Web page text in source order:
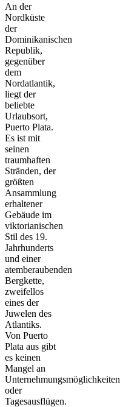
An der
Nordküste
der
Dominikanischen
Republik,
gegenüber
dem
Nordatlantik,
liegt der
beliebte
Urlaubsort,
Puerto Plata.
Es ist mit
seinen
traumhaften
Stränden, der
größten
Ansammlung
erhaltener
Gebäude im
viktorianischen
Stil des 19.
Jahrhunderts
und einer
atemberaubenden
Bergkette,
zweifellos
eines der
Juwelen des
Atlantiks.
Von Puerto
Plata aus gibt
es keinen
Mangel an
Unternehmungsmöglichkeiten
oder
Tagesausflügen.